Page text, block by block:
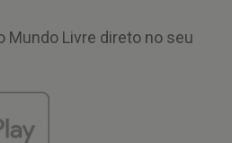
Mundo Livre direto no seu